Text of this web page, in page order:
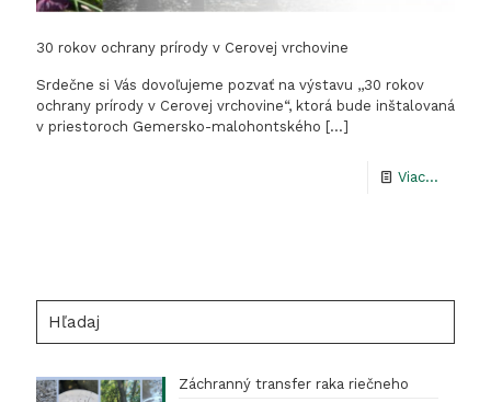
30 rokov ochrany prírody v Cerovej vrchovine
Srdečne si Vás dovoľujeme pozvať na výstavu ,,30 rokov
ochrany prírody v Cerovej vrchovine“, ktorá bude inštalovaná
v priestoroch Gemersko-malohontského […]
Viac...
prírody
v
Záchranný transfer raka riečneho